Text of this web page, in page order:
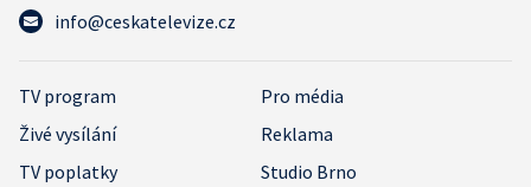
info@ceskatelevize.cz
TV program
Pro média
Živé vysílání
Reklama
TV poplatky
Studio Brno